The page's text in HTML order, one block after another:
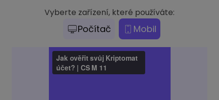
Vyberte zařízení, které používáte:
Počítač Mobil